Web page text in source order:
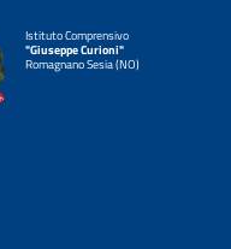
Istituto Comprensivo
"Giuseppe Curioni"
Romagnano Sesia (NO)